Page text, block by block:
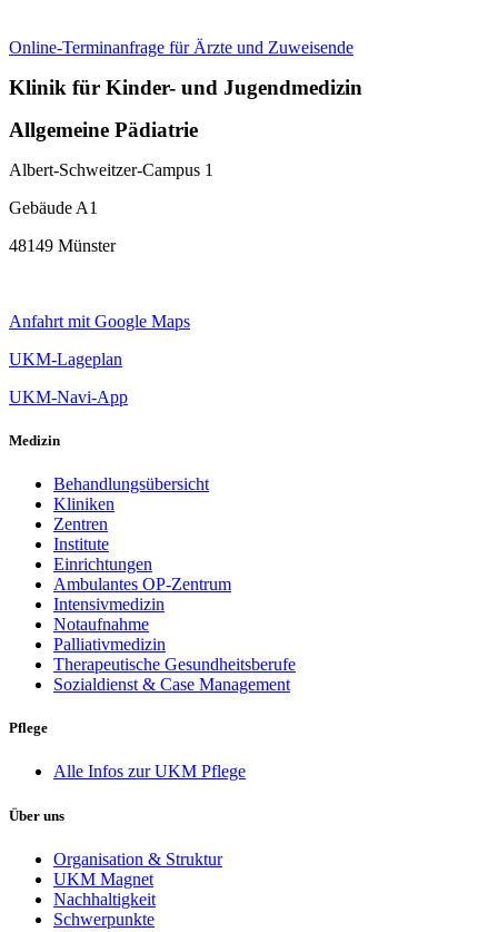
Online-Terminanfrage für Ärzte und Zuweisende
Klinik für Kinder- und Jugendmedizin
Allgemeine Pädiatrie
Albert-Schweitzer-Campus 1
Gebäude A1
48149 Münster
Anfahrt mit Google Maps
UKM-Lageplan
UKM-Navi-App
Medizin
Behandlungsübersicht
Kliniken
Zentren
Institute
Einrichtungen
Ambulantes OP-Zentrum
Intensivmedizin
Notaufnahme
Palliativmedizin
Therapeutische Gesundheitsberufe
Sozialdienst & Case Management
Pflege
Alle Infos zur UKM Pflege
Über uns
Organisation & Struktur
UKM Magnet
Nachhaltigkeit
Schwerpunkte